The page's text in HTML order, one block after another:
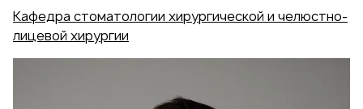
Кафедра стоматологии хирургической и челюстно-
лицевой хирургии